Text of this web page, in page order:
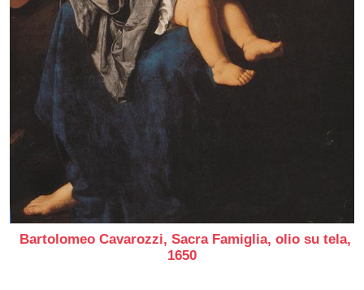
Bartolomeo Cavarozzi, Sacra Famiglia, olio su tela,
1650